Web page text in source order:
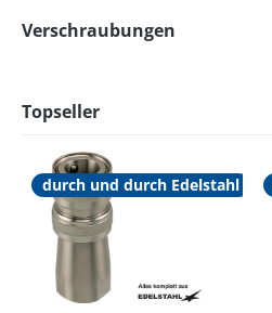
Verschraubungen
Topseller
durch und durch Edelstahl